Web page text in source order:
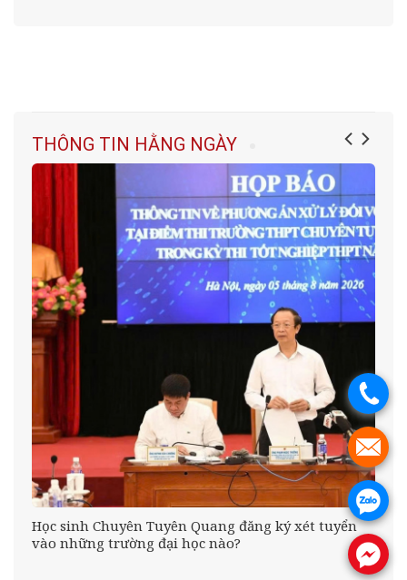
THÔNG TIN HẰNG NGÀY
Học sinh Chuyên Tuyên Quang đăng ký xét tuyển
vào những trường đại học nào?
.
.
.
.